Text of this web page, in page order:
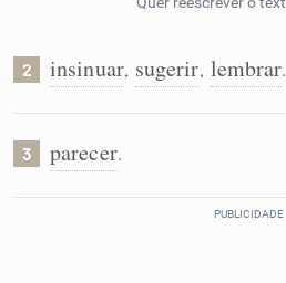
Humanizador de IA
Conexões
2 insinuar, sugerir, lembrar.
3 parecer.